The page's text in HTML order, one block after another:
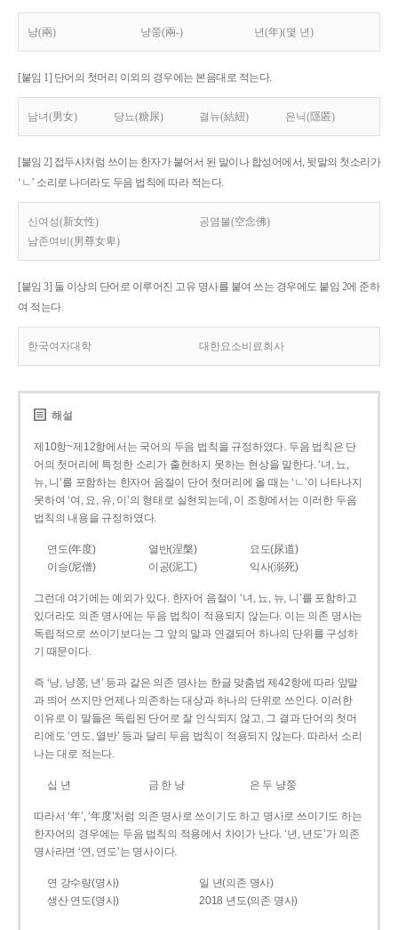
냥(兩) 냥쭝(兩-) 년(年)(몇 년)
[붙임 1] 단어의 첫머리 이외의 경우에는 본음대로 적는다.
남녀(男女) 당뇨(糖尿) 결뉴(結紐) 은닉(隱匿)
[붙임 2] 접두사처럼 쓰이는 한자가 붙어서 된 말이나 합성어에서, 뒷말의 첫소리가
‘ㄴ’ 소리로 나더라도 두음 법칙에 따라 적는다.
신여성(新女性)
공염불(空念佛)
남존여비(男尊女卑)
[붙임 3] 둘 이상의 단어로 이루어진 고유 명사를 붙여 쓰는 경우에도 붙임 2에 준하
여 적는다.
한국여자대학 대한요소비료회사
해설
제10항~제12항에서는 국어의 두음 법칙을 규정하였다. 두음 법칙은 단
어의 첫머리에 특정한 소리가 출현하지 못하는 현상을 말한다. ‘녀, 뇨,
뉴, 니’를 포함하는 한자어 음절이 단어 첫머리에 올 때는 ‘ㄴ’이 나타나지
못하여 ‘여, 요, 유, 이’의 형태로 실현되는데, 이 조항에서는 이러한 두음
법칙의 내용을 규정하였다.
연도(年度) 열반(涅槃)
요도(尿道)
이승(尼僧)
이공(泥工) 익사(溺死)
그런데 여기에는 예외가 있다. 한자어 음절이 ‘녀, 뇨, 뉴, 니’를 포함하고
있더라도 의존 명사에는 두음 법칙이 적용되지 않는다. 이는 의존 명사는
독립적으로 쓰이기보다는 그 앞의 말과 연결되어 하나의 단위를 구성하
기 때문이다.
즉 ‘냥, 냥쭝, 년’ 등과 같은 의존 명사는 한글 맞춤법 제42항에 따라 앞말
과 띄어 쓰지만 언제나 의존하는 대상과 하나의 단위로 쓰인다. 이러한
이유로 이 말들은 독립된 단어로 잘 인식되지 않고, 그 결과 단어의 첫머
리에도 ‘연도, 열반’ 등과 달리 두음 법칙이 적용되지 않는다. 따라서 소리
나는 대로 적는다.
십 년 금 한 냥 은 두 냥쭝
따라서 ‘年’, ‘年度’처럼 의존 명사로 쓰이기도 하고 명사로 쓰이기도 하는
한자어의 경우에는 두음 법칙의 적용에서 차이가 난다. ‘년, 년도’가 의존
명사라면 ‘연, 연도’는 명사이다.
연 강수량(명사)
일 년(의존 명사)
생산 연도(명사)
2018 년도(의존 명사)